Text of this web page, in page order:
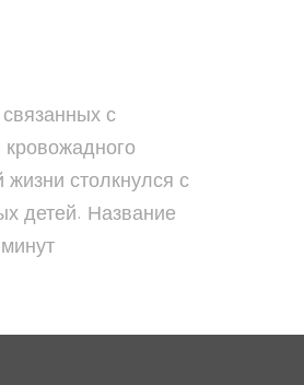
с
столкнулся с
детей. Название